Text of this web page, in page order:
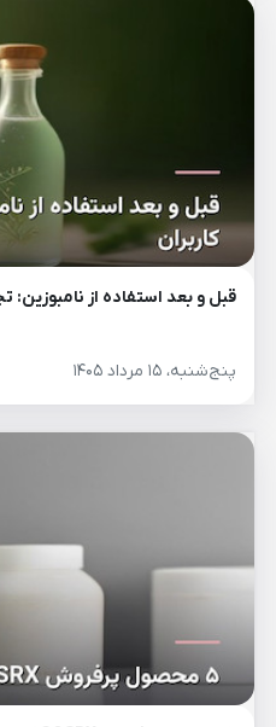
قبل و بعد استفاده از نامبوزین:
پنج‌شنبه، ۱۵ مرداد ۱۴۰۵